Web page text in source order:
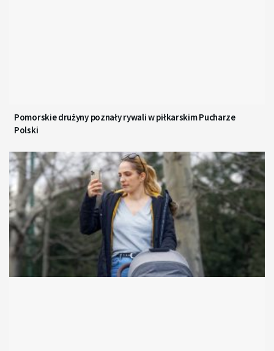
Pomorskie drużyny poznały rywali w piłkarskim Pucharze
Polski